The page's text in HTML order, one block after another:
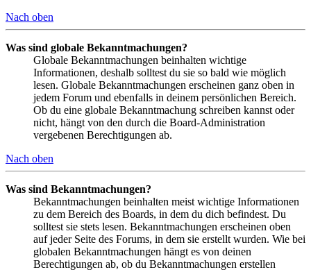
Nach oben
Was sind globale Bekanntmachungen?
Globale Bekanntmachungen beinhalten wichtige
Informationen, deshalb solltest du sie so bald wie möglich
lesen. Globale Bekanntmachungen erscheinen ganz oben in
jedem Forum und ebenfalls in deinem persönlichen Bereich.
Ob du eine globale Bekanntmachung schreiben kannst oder
nicht, hängt von den durch die Board-Administration
vergebenen Berechtigungen ab.
Nach oben
Was sind Bekanntmachungen?
Bekanntmachungen beinhalten meist wichtige Informationen
zu dem Bereich des Boards, in dem du dich befindest. Du
solltest sie stets lesen. Bekanntmachungen erscheinen oben
auf jeder Seite des Forums, in dem sie erstellt wurden. Wie bei
globalen Bekanntmachungen hängt es von deinen
Berechtigungen ab, ob du Bekanntmachungen erstellen